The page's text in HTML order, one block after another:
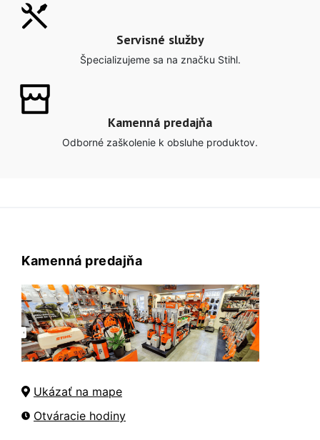
Servisné služby
Špecializujeme sa na značku Stihl.
Kamenná predajňa
Odborné zaškolenie k obsluhe produktov.
Kamenná predajňa
Ukázať na mape
Otváracie hodiny